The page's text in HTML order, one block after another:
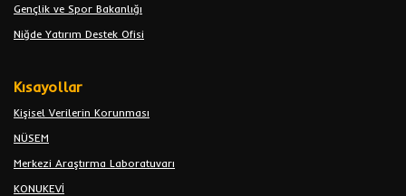
Gençlik ve Spor Bakanlığı
Niğde Yatırım Destek Ofisi
Kısayollar
Kişisel Verilerin Korunması
NÜSEM
Merkezi Araştırma Laboratuvarı
KONUKEVİ